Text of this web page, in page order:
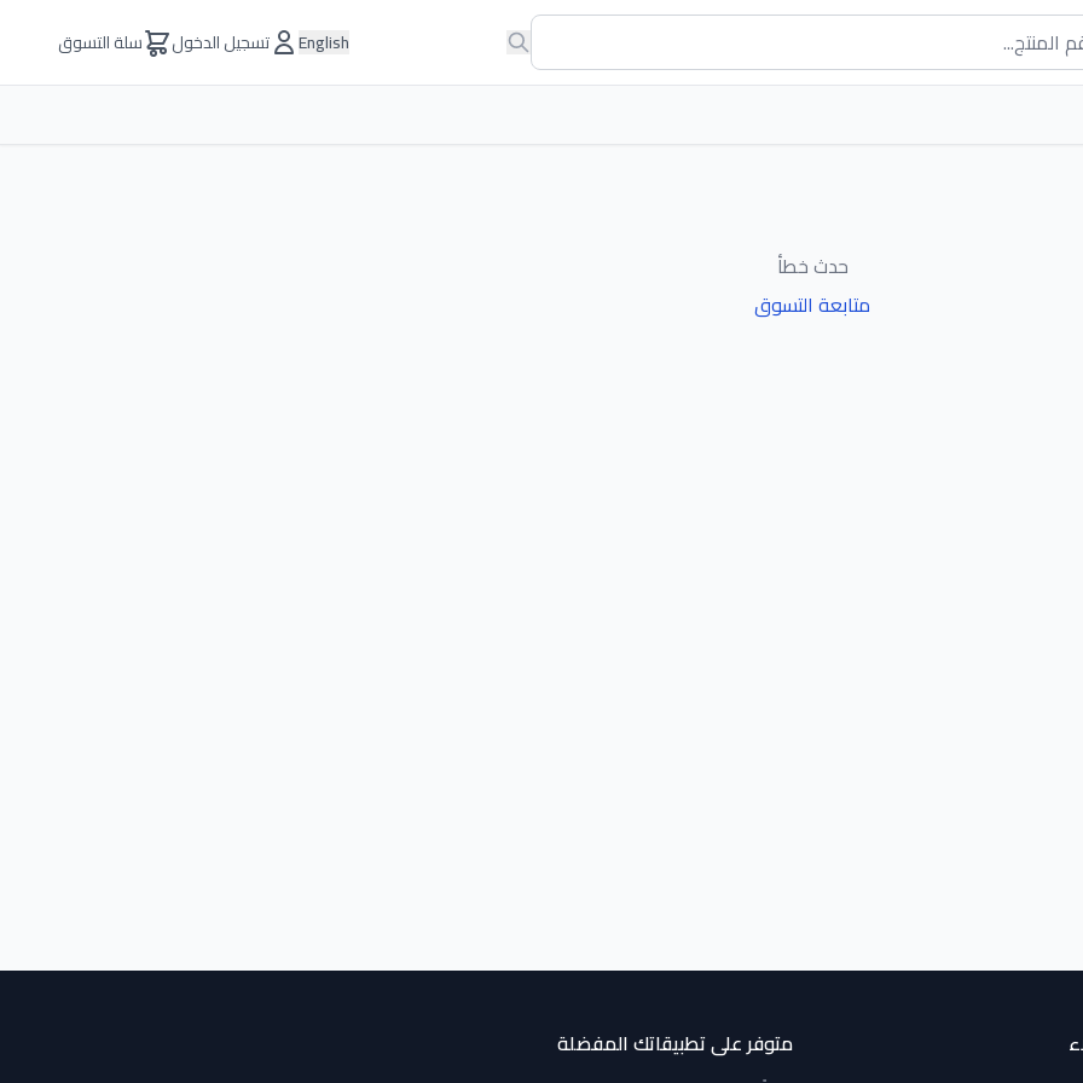
English تسجيل الدخول سلة التسوق
حدث خطأ
متابعة التسوق
متوفر على تطبيقاتك المفضلة